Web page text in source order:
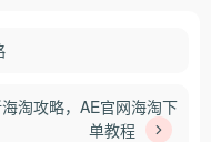
淘攻略，AE官网海淘下
单教程